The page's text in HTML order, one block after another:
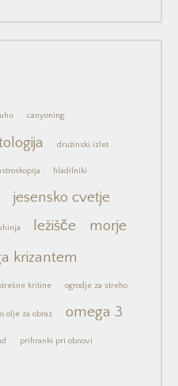
canyoning
družinski izlet
hladilniki
jesensko cvetje
ležišče morje
krizantem
kritine ogrodje za streho
olje za obraz omega 3
prihranki pri obnovi